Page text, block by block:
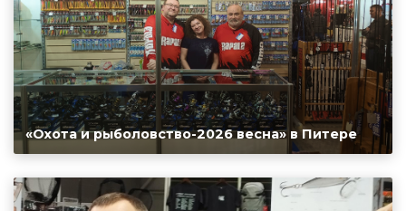
«Охота и рыболовство-2026 весна» в Питере